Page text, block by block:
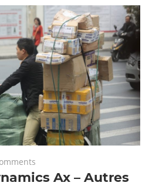
Ax – Autres